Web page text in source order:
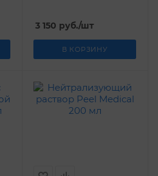
3 150 руб./шт
В КОРЗИНУ